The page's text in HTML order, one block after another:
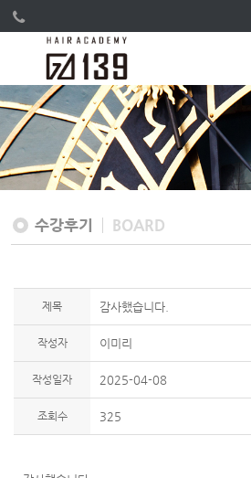
수강후기 BOARD
제목 감사했습니다.
작성자 이미리
작성일자 2025-04-08
조회수 325